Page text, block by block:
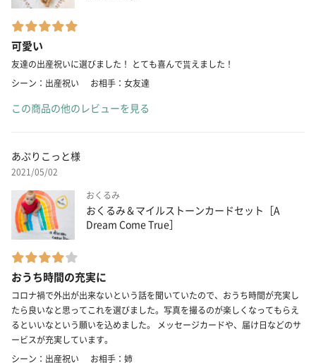
可愛い
友達の出産祝いに選びました！ とても喜んで貰えました！
シーン：出産祝い
お相手：女友達
この商品の他のレビューを見る
あぷりこっと様
2021/05/02
おくるみ
おくるみ＆マイルストーンカードセット［A
Dream Come True］
おうち時間の充実に
コロナ禍で外出が出来ないという話を聞いていたので、おうち時間が充実し
たら良いなと思ってこれを選びました。写真を撮るのが楽しくなってもらえ
るといいなという願いを込めました。 メッセージカードや、届け日などのサ
ービスが充実しています。
シーン：出産祝い
お相手：姉